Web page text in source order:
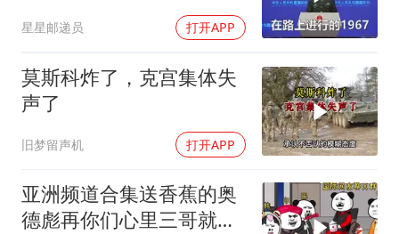
星星邮递员 打开APP
莫斯科炸了，克宫集体失
声了
旧梦留声机 打开APP
亚洲频道合集送香蕉的奥
德彪再你们心里三哥就是